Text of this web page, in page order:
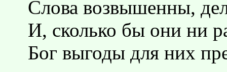
Слова возвышенны,
И, сколько бы они ни
Бог выгоды для них